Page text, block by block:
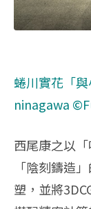
蜷川實花「
ninagawa
西尾康之以
「陰刻鑄造
塑，並將